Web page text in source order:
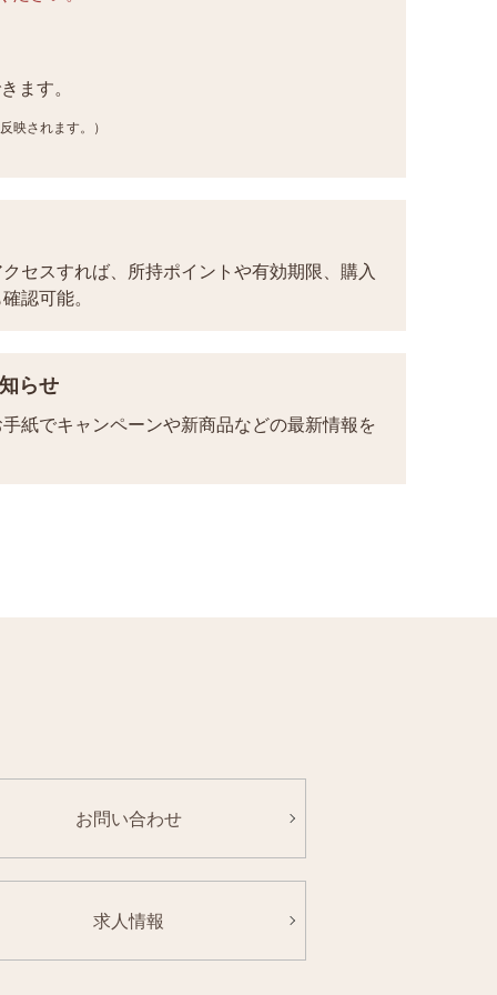
ます。
映されます。）
セスすれば、所持ポイントや有効期限、購入
認可能。
らせ
紙でキャンペーンや新商品などの最新情報を
お問い合わせ
求人情報